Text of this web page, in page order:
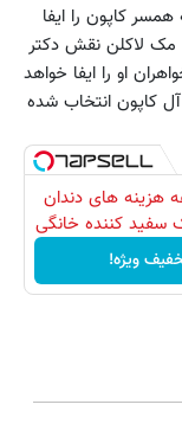
کاپون را ایفا
مک لاکلن نقش دکتر
او را ایفا خواهد
کاپون انتخاب شده
هزینه های دندان
سفید کننده خانگی
ویژه!